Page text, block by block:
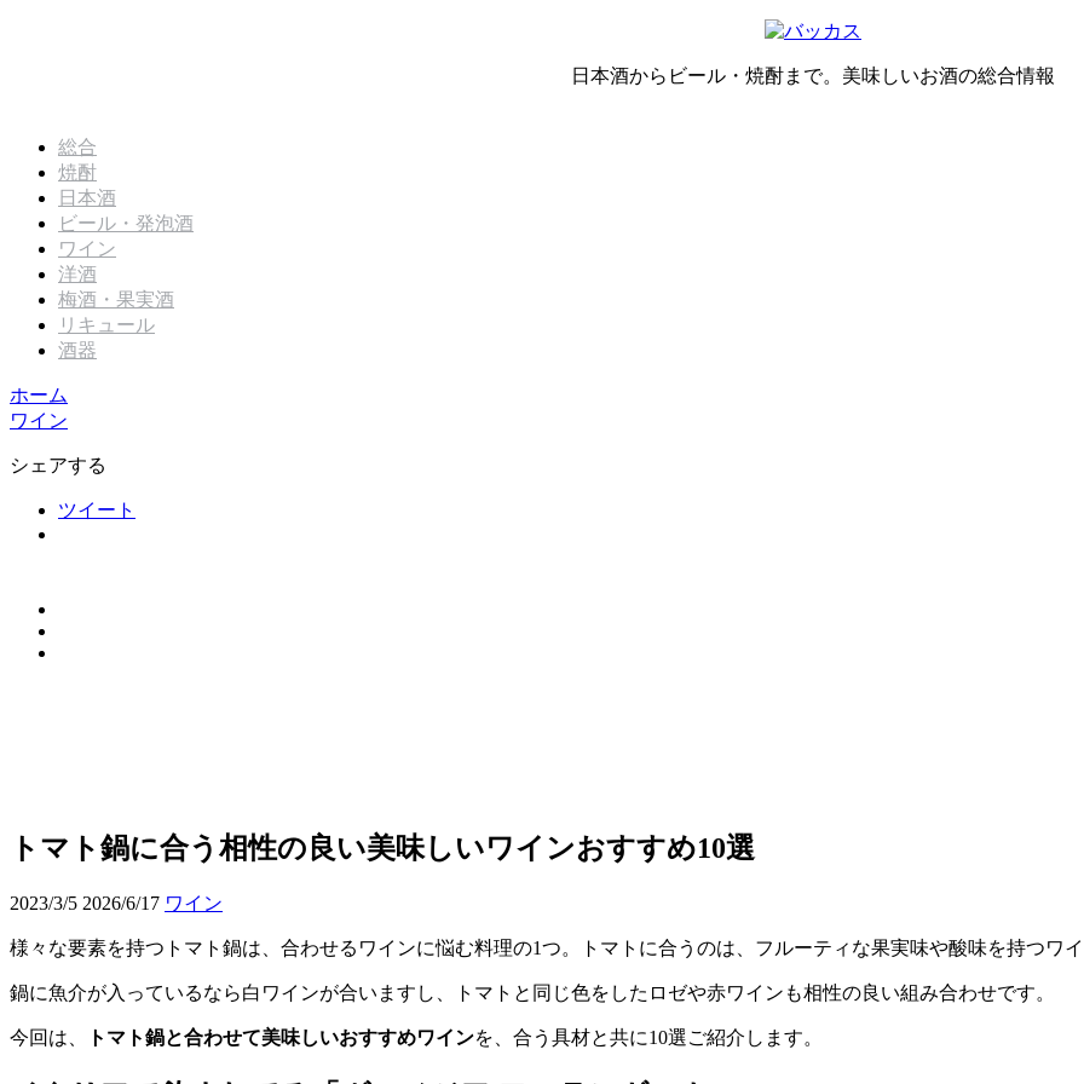
日本酒からビール・焼酎まで。美味しいお酒の総合情報
総合
焼酎
日本酒
ビール・発泡酒
ワイン
洋酒
梅酒・果実酒
リキュール
酒器
ホーム
ワイン
シェアする
ツイート
トマト鍋に合う相性の良い美味しいワインおすすめ10選
2023/3/5 2026/6/17 ワイン
様々な要素を持つトマト鍋は、合わせるワインに悩む料理の1つ。トマトに合うのは、フルーティな果実味や酸味を持つワイ
鍋に魚介が入っているなら白ワインが合いますし、トマトと同じ色をしたロゼや赤ワインも相性の良い組み合わせです。
今回は、 トマト鍋と合わせて美味しいおすすめワインを、合う具材と共に10選ご紹介します。